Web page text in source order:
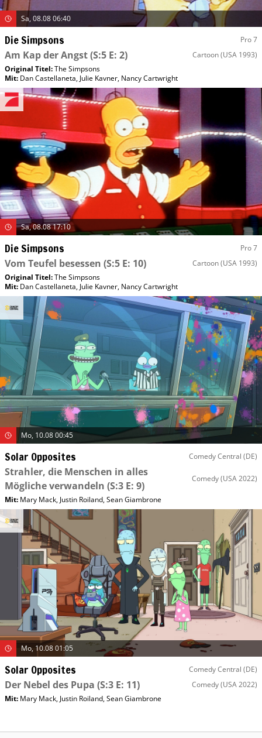
Sa, 08.08 06:40
Die Simpsons Pro 7
Am Kap der Angst(S:5 E: 2) Cartoon(USA 1993)
Original Titel:The Simpsons
Mit: Dan Castellaneta, Julie Kavner, Nancy Cartwright
Sa, 08.08 17:10
Die Simpsons Pro 7
Vom Teufel besessen (S:5 E: 10) Cartoon(USA 1993)
Original Titel:The Simpsons
Mit: Dan Castellaneta, Julie Kavner, Nancy Cartwright
Mo, 10.08 00:45
Solar Opposites Comedy Central (DE)
Strahler, die Menschen in alles
Mögliche verwandeln (S:3 E: 9)
Comedy(USA 2022)
Mit: Mary Mack, Justin Roiland,Sean Giambrone
Mo, 10.08 01:05
Solar Opposites Comedy Central (DE)
Der Nebel des Pupa (S:3 E: 11) Comedy(USA 2022)
Mit: Mary Mack, Justin Roiland,Sean Giambrone